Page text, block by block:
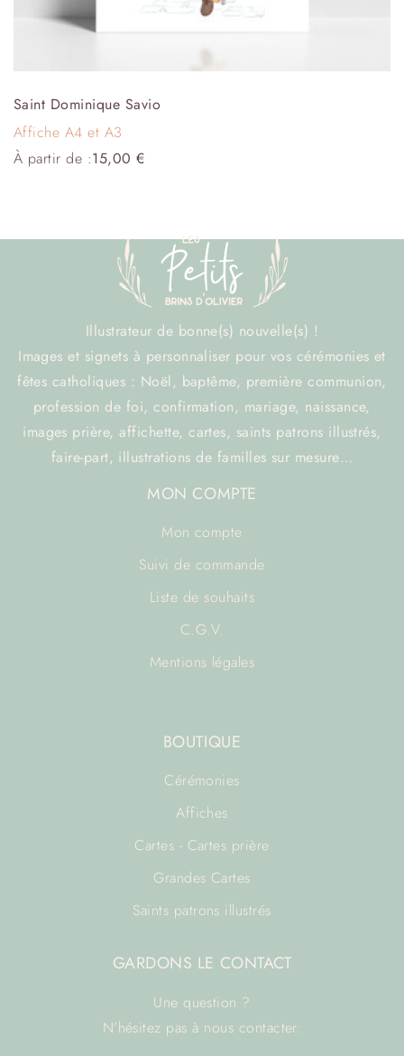
Saint Dominique Savio
Affiche A4 et A3
À partir de :15,00€
Illustrateur de bonne(s) nouvelle(s) !
Images et signets à personnaliser pour vos cérémonies et
fêtes catholiques : Noël, baptême, première communion,
profession de foi, confirmation, mariage, naissance,
images prière, affichette, cartes, saints patrons illustrés,
faire-part, illustrations de familles sur mesure…
MON COMPTE
Mon compte
Suivi de commande
Liste de souhaits
C.G.V.
Mentions légales
BOUTIQUE
Cérémonies
Affiches
Cartes - Cartes prière
Grandes Cartes
Saints patrons illustrés
GARDONS LE CONTACT
Une question ?
N’hésitez pas à nous contacter.